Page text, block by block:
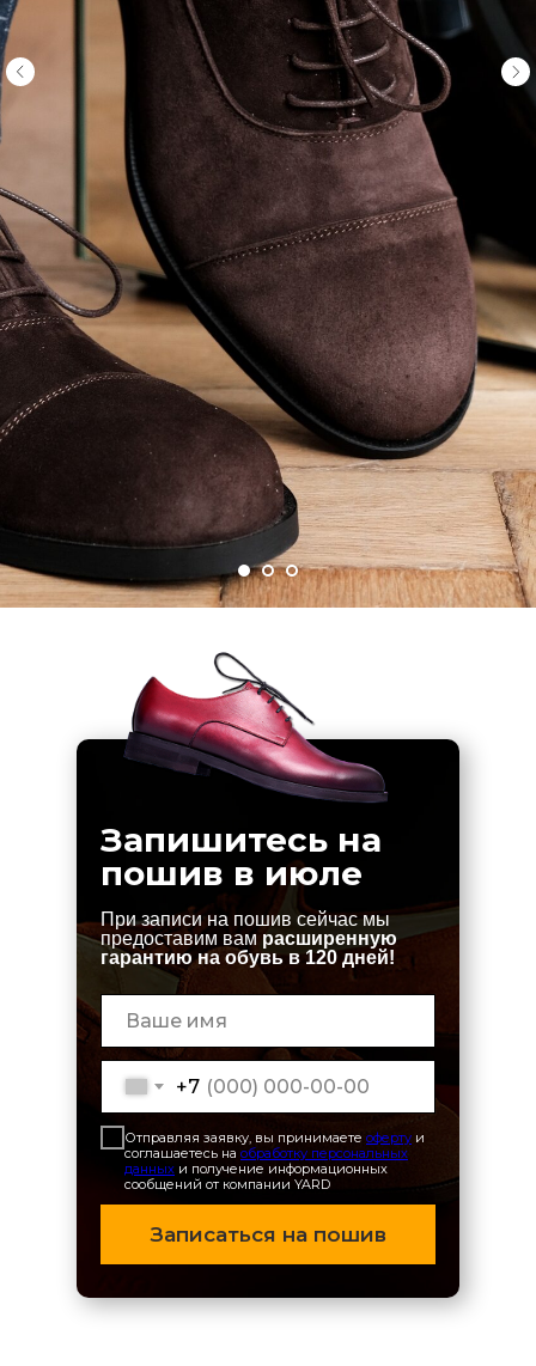
+7
Отправляя заявку, вы принимаете оферту и
соглашаетесь на обработку персональных
данных и получение информационных
сообщений от компании YARD
Записаться на пошив
Запишитесь на
пошив в июле
При записи на пошив сейчас мы
предоставим вам расширенную
гарантию на обувь в 120 дней!